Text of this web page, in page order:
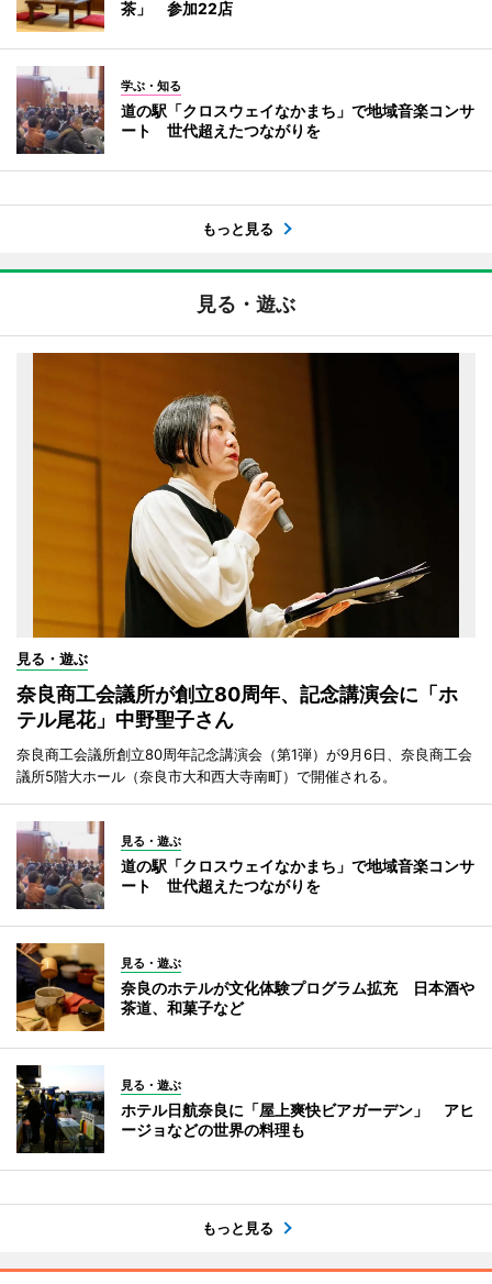
茶」 参加22店
学ぶ・知る
道の駅「クロスウェイなかまち」で地域音楽コンサ
ート 世代超えたつながりを
もっと見る
見る・遊ぶ
見る・遊ぶ
奈良商工会議所が創立80周年、記念講演会に「ホ
テル尾花」中野聖子さん
奈良商工会議所創立80周年記念講演会（第1弾）が9月6日、奈良商工会
議所5階大ホール（奈良市大和西大寺南町）で開催される。
見る・遊ぶ
道の駅「クロスウェイなかまち」で地域音楽コンサ
ート 世代超えたつながりを
見る・遊ぶ
奈良のホテルが文化体験プログラム拡充 日本酒や
茶道、和菓子など
見る・遊ぶ
ホテル日航奈良に「屋上爽快ビアガーデン」 アヒ
ージョなどの世界の料理も
もっと見る